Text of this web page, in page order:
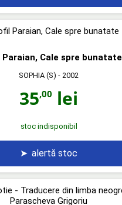
Cale spre bunatate
SOPHIA (S) - 2002
35,00 lei
stoc indisponibil
➤ alertă stoc